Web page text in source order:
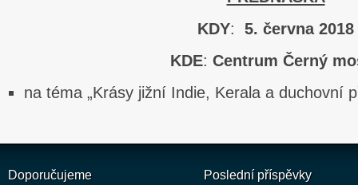
KDY:
5. června 2018
KDE: Centrum Černý
na téma „Krásy jižní Indie, Kerala a duchovní
Doporučujeme Poslední příspěvky